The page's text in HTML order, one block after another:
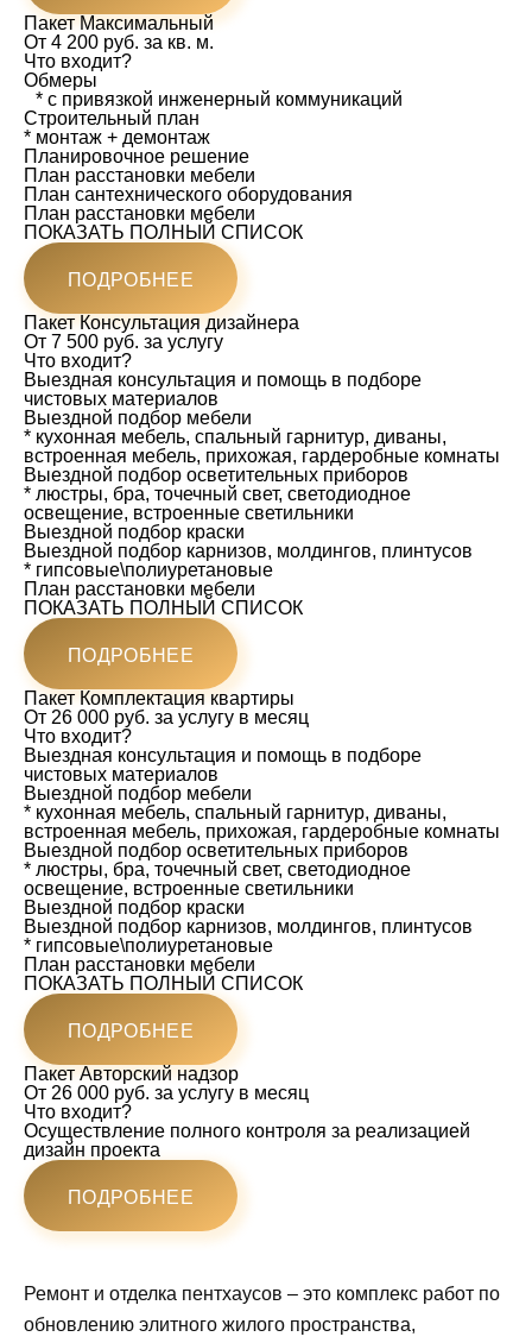
ПакетМаксимальный
От 4 200 руб. за кв. м.
Что входит?
Обмеры
* с привязкой инженерный коммуникаций
Строительный план
* монтаж + демонтаж
Планировочное решение
План расстановки мебели
План сантехнического оборудования
План расстановки мебели
ПОКАЗАТЬ ПОЛНЫЙ СПИСОК
ПОДРОБНЕЕ
ПакетКонсультация дизайнера
От 7 500 руб. за услугу
Что входит?
Выездная консультация и помощь в подборе
чистовых материалов
Выездной подбор мебели
* кухонная мебель, спальный гарнитур, диваны,
встроенная мебель, прихожая, гардеробные комнаты
Выездной подбор осветительных приборов
* люстры, бра, точечный свет, светодиодное
освещение, встроенные светильники
Выездной подбор краски
Выездной подбор карнизов, молдингов, плинтусов
* гипсовые\полиуретановые
План расстановки мебели
ПОКАЗАТЬ ПОЛНЫЙ СПИСОК
ПОДРОБНЕЕ
ПакетКомплектация квартиры
От 26 000 руб. за услугу в месяц
Что входит?
Выездная консультация и помощь в подборе
чистовых материалов
Выездной подбор мебели
* кухонная мебель, спальный гарнитур, диваны,
встроенная мебель, прихожая, гардеробные комнаты
Выездной подбор осветительных приборов
* люстры, бра, точечный свет, светодиодное
освещение, встроенные светильники
Выездной подбор краски
Выездной подбор карнизов, молдингов, плинтусов
* гипсовые\полиуретановые
План расстановки мебели
ПОКАЗАТЬ ПОЛНЫЙ СПИСОК
ПОДРОБНЕЕ
ПакетАвторский надзор
От 26 000 руб. за услугу в месяц
Что входит?
Осуществление полного контроля за реализацией
дизайн проекта
ПОДРОБНЕЕ
Ремонт и отделка пентхаусов – это комплекс работ по
обновлению элитного жилого пространства,